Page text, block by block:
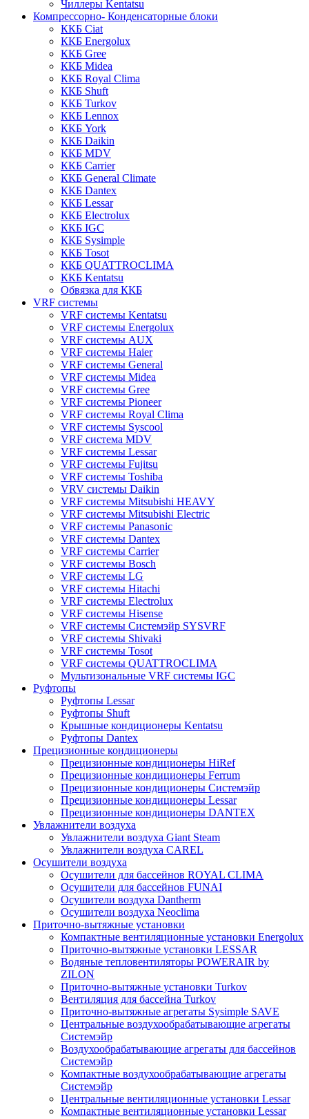
Чиллеры Kentatsu
Компрессорно- Конденсаторные блоки
ККБ Ciat
ККБ Energolux
ККБ Gree
ККБ Midea
ККБ Royal Clima
ККБ Shuft
ККБ Turkov
ККБ Lennox
ККБ York
ККБ Daikin
ККБ MDV
ККБ Carrier
ККБ General Climate
ККБ Dantex
ККБ Lessar
ККБ Electrolux
ККБ IGC
ККБ Sysimple
ККБ Tosot
ККБ QUATTROCLIMA
ККБ Kentatsu
Обвязка для ККБ
VRF системы
VRF системы Kentatsu
VRF системы Energolux
VRF системы AUX
VRF системы Haier
VRF системы General
VRF системы Midea
VRF системы Gree
VRF системы Pioneer
VRF системы Royal Clima
VRF системы Syscool
VRF система MDV
VRF системы Lessar
VRF системы Fujitsu
VRF системы Toshiba
VRV системы Daikin
VRF системы Mitsubishi HEAVY
VRF системы Mitsubishi Electric
VRF системы Panasonic
VRF системы Dantex
VRF системы Carrier
VRF системы Bosch
VRF системы LG
VRF системы Hitachi
VRF системы Electrolux
VRF системы Hisense
VRF системы Системэйр SYSVRF
VRF системы Shivaki
VRF системы Tosot
VRF системы QUATTROCLIMA
Мультизональные VRF системы IGC
Руфтопы
Руфтопы Lessar
Руфтопы Shuft
Крышные кондиционеры Kentatsu
Руфтопы Dantex
Прецизионные кондиционеры
Прецизионные кондиционеры HiRef
Прецизионные кондиционеры Ferrum
Прецизионные кондиционеры Системэйр
Прецизионные кондиционеры Lessar
Прецизионные кондиционеры DANTEX
Увлажнители воздуха
Увлажнители воздуха Giant Steam
Увлажнители воздуха CAREL
Осушители воздуха
Осушители для бассейнов ROYAL CLIMA
Осушители для бассейнов FUNAI
Осушители воздуха Dantherm
Осушители воздуха Neoclima
Приточно-вытяжные установки
Компактные вентиляционные установки Energolux
Приточно-вытяжные установки LESSAR
Водяные тепловентиляторы POWERAIR by
ZILON
Приточно-вытяжные установки Turkov
Вентиляция для бассейна Turkov
Приточно-вытяжные агрегаты Sysimple SAVE
Центральные воздухообрабатывающие агрегаты
Системэйр
Воздухообрабатывающие агрегаты для бассейнов
Системэйр
Компактные воздухообрабатывающие агрегаты
Системэйр
Центральные вентиляционные установки Lessar
Компактные вентиляционные установки Lessar